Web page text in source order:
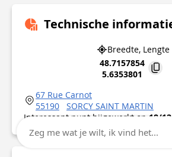
Technische
Breedte, Lengte
48.7157854
5.6353801
67 Rue Carnot
55190
SORCY SAINT MARTIN
Interessant punt bijgewerkt op 18/
Zeg me wat je wilt, ik vind het...